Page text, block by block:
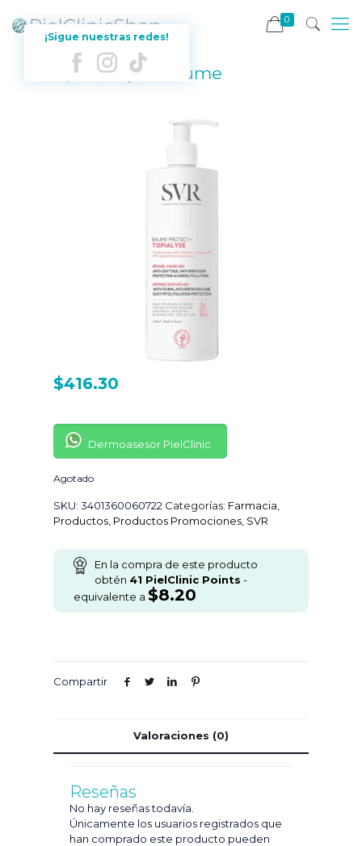
0
SVR | Topialyse Baume
$416.30
Dermoasesor PielClinic
Agotado
SKU: 3401360060722 Categorías: Farmacia
Productos Productos Promociones SVR
En la compra de este producto
obtén 41 PielClinic Points -
equivalente a $8.20
Compartir
Valoraciones (0)
Reseñas
No hay reseñas todavía.
Únicamente los usuarios registrados que
han comprado este producto pueden
¡Sigue nuestras redes!